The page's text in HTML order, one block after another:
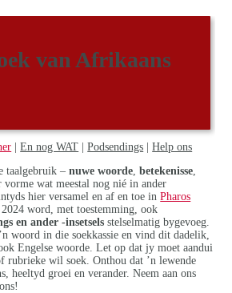
van Afrikaans
|En nog WAT |Podsendings |Help ons
taalgebruik –nuwe woorde ,betekenisse
vorme wat meestal nog nié in ander
hier versamel en af en toe inPharos
word, met toestemming, ook
en ander -insetsels stelselmatig bygevoeg.
woord in die soekkassie en vind dit dadelik,
Engelse woorde. Let op dat jy moet aandui
wil soek. Onthou dat ’n lewende
heeltyd groei en verander. Neem aan ons